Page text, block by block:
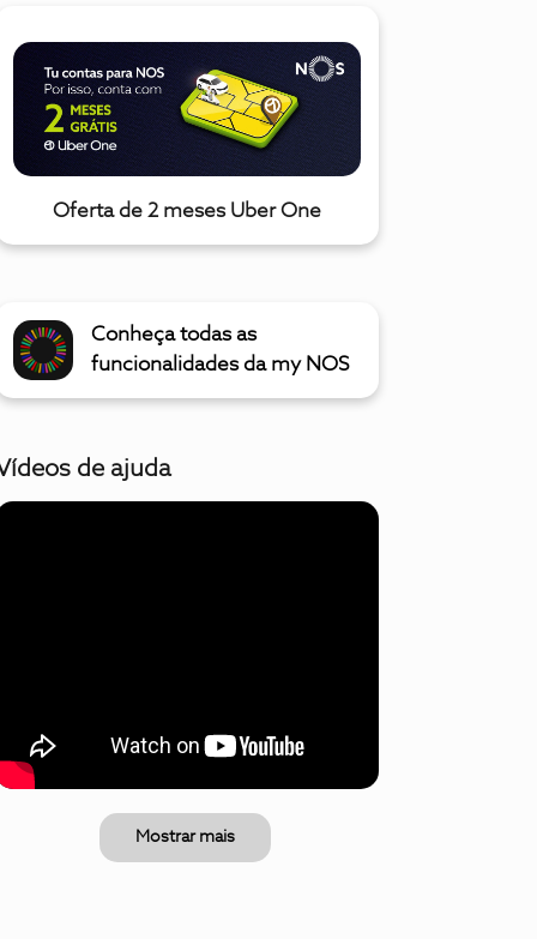
Oferta de 2 meses Uber One
Conheça todas as
funcionalidades da my NOS
de ajuda
Mostrar mais